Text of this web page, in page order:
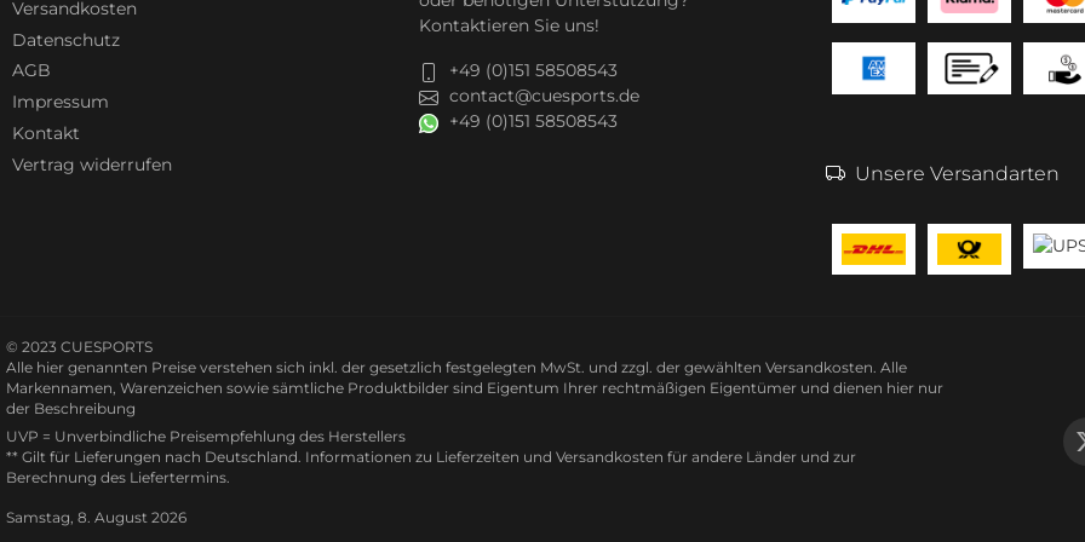
Versandkosten
Datenschutz
AGB
Impressum
Kontakt
Vertrag widerrufen
Kontaktieren Sie uns!
+49 (0)151 58508543
contact@cuesports.de
+49 (0)151 58508543
Unsere Versandarten
© 2023 CUESPORTS
Alle hier genannten Preise verstehen sich inkl. der gesetzlich festgelegten MwSt. und zzgl. der gewählten Versandkosten. Alle
Markennamen, Warenzeichen sowie sämtliche Produktbilder sind Eigentum Ihrer rechtmäßigen Eigentümer und dienen hier nur
der Beschreibung
UVP = Unverbindliche Preisempfehlung des Herstellers
** Gilt für Lieferungen nach Deutschland. Informationen zu Lieferzeiten und Versandkosten für andere Länder und zur
Berechnung des Liefertermins.
Samstag, 8. August 2026